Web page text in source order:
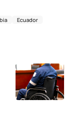
Ecuador